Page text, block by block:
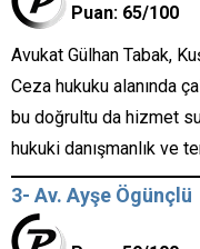
Puan: 65/100
Avukat Gülhan Tabak,
Ceza hukuku alanında
bu doğrultu da hizmet
hukuki danışmanlık ve
3- Av. Ayşe Ögünçlü